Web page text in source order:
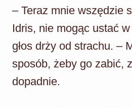
– Teraz mnie wszędzie
Idris, nie mogąc ustać
głos drży od strachu. –
sposób, żeby go zabić,
dopadnie.